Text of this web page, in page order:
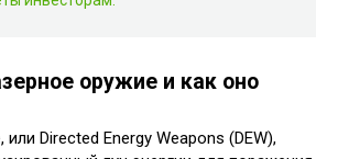
оружие и как оно
Directed Energy Weapons (DEW),